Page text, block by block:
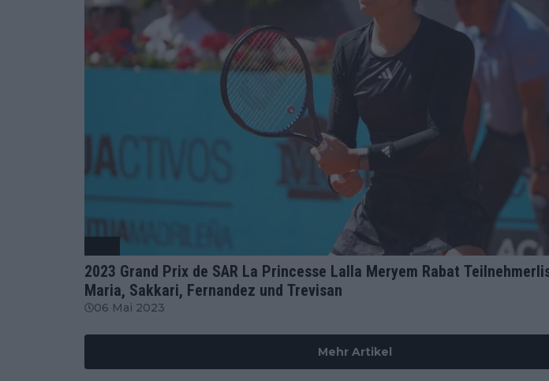
2023 Grand Prix de SAR La Princesse Lalla Meryem Rabat
Maria, Sakkari, Fernandez und Trevisan
06 Mai 2023
Mehr Artikel